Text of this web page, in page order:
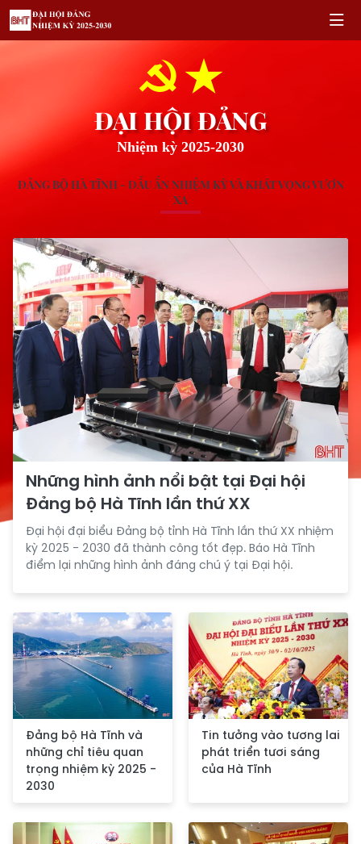
ĐẠI HỘI ĐẢNG
Nhiệm kỳ 2025-2030
ĐẢNG BỘ HÀ TĨNH - DẤU ẤN NHIỆM KỲ VÀ KHÁT VỌNG VƯƠN
XA
Những hình ảnh nổi bật tại Đại hội
Đảng bộ Hà Tĩnh lần thứ XX
Đại hội đại biểu Đảng bộ tỉnh Hà Tĩnh lần thứ XX nhiệm
kỳ 2025 - 2030 đã thành công tốt đẹp. Báo Hà Tĩnh
điểm lại những hình ảnh đáng chú ý tại Đại hội.
Đảng bộ Hà Tĩnh và
những chỉ tiêu quan
trọng nhiệm kỳ 2025 -
2030
Tin tưởng vào tương lai
phát triển tươi sáng
của Hà Tĩnh